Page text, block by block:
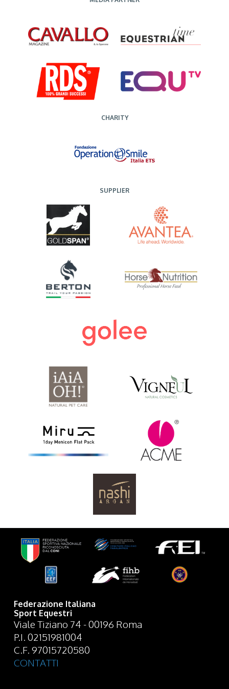
CHARITY
SUPPLIER
Federazione Italiana
Sport Equestri
Viale Tiziano 74 - 00196 Roma
P.I. 02151981004
C.F. 97015720580
CONTATTI